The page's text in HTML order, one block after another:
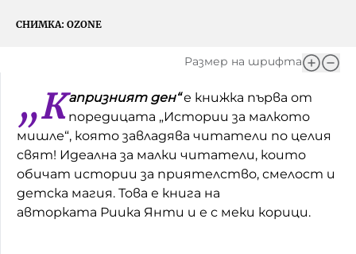
Непознатите думи
Като Айнщайн
Домашен любимец
Питаме Ви
СНИМКА: OZONE
Размер на шрифта
„К апризният ден“е книжка първа от
поредицата „Истории за малкото
мишле“, която завладява читатели по целия
свят! Идеална за малки читатели, които
обичат истории за приятелство, смелост и
детска магия. Това е книга на
авторката Риика Янти и е с меки корици.